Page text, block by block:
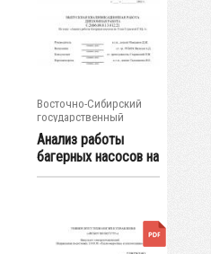
Восточно-Сибирский
государственный
университет...
Анализ работы
багерных насосов на
Улан-Удэнской...